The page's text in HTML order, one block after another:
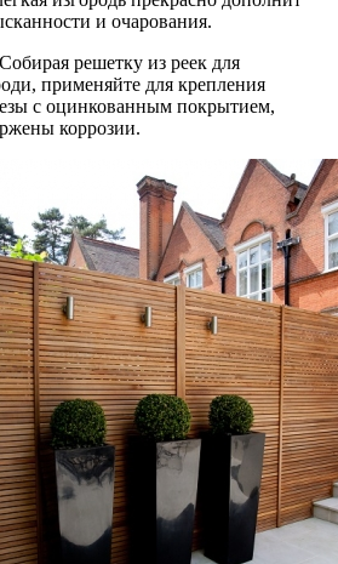
и очарования.
решетку из реек для
применяйте для крепления
с оцинкованным покрытием,
коррозии.